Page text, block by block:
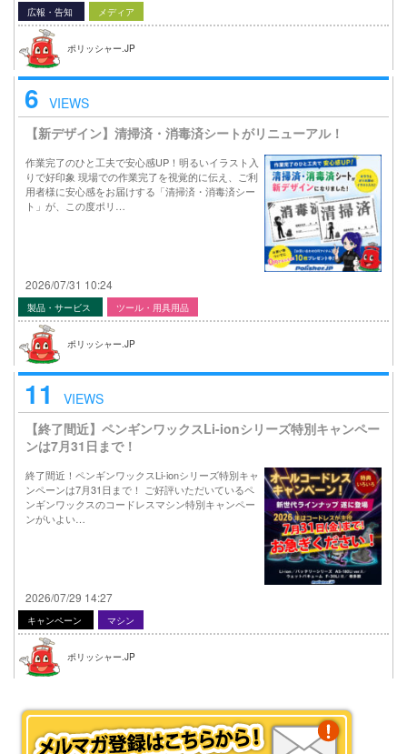
広報・告知 メディア
ポリッシャー.JP
6 VIEWS
【新デザイン】清掃済・消毒済シートがリニューアル！
作業完了のひと工夫で安心感UP！明るいイラスト入
りで好印象 現場での作業完了を視覚的に伝え、ご利
用者様に安心感をお届けする「清掃済・消毒済シー
ト」が、この度ポリ…
2026/07/31 10:24
製品・サービス ツール・用具用品
ポリッシャー.JP
11
VIEWS
【終了間近】ペンギンワックスLi-ionシリーズ特別キャンペー
ンは7月31日まで！
終了間近！ペンギンワックスLi-ionシリーズ特別キャ
ンペーンは7月31日まで！ ご好評いただいているペ
ンギンワックスのコードレスマシン特別キャンペー
ンがいよい…
2026/07/29 14:27
キャンペーン マシン
ポリッシャー.JP